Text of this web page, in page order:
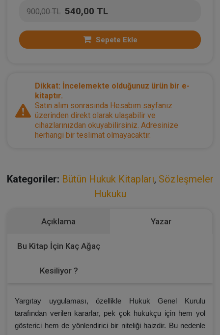
900,00 TL 540,00 TL
Sepete Ekle
Dikkat: İncelemekte olduğunuz ürün bir e-
kitaptır.
Satın alım sonrasında Hesabım sayfanız
üzerinden direkt olarak ulaşabilir ve
cihazlarınızdan okuyabilirsiniz. Adresinize
herhangi bir teslimat olmayacaktır.
Kategoriler: Bütün Hukuk Kitapları, Sözleşmeler
Hukuku
Açıklama Yazar
Bu Kitap İçin Kaç Ağaç
Kesiliyor ?
Yargıtay uygulaması, özellikle Hukuk Genel Kurulu
tarafından verilen kararlar, pek çok hukukçu için hem yol
gösterici hem de yönlendirici bir niteliği haizdir. Bu nedenle